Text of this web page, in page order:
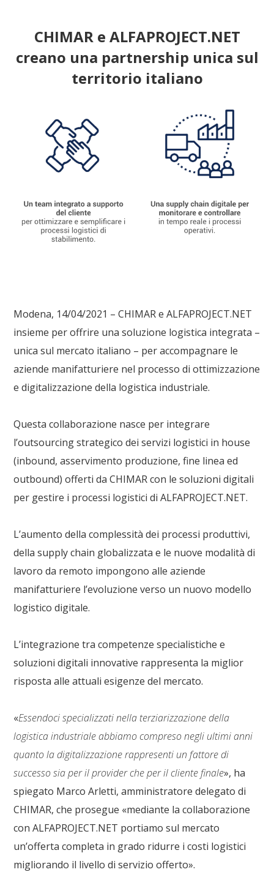
CHIMAR e ALFAPROJECT.NET
creano una partnership unica sul
territorio italiano
Modena, 14/04/2021 – CHIMAR e ALFAPROJECT.NET
insieme per offrire una soluzione logistica integrata –
unica sul mercato italiano – per accompagnare le
aziende manifatturiere nel processo diottimizzazione
e digitalizzazione della logistica industriale.
Questa collaborazione nasce per integrare
l’outsourcing strategico dei servizi logistici in house
(inbound, asservimento produzione, fine linea ed
outbound) offerti daCHIMARcon lesoluzioni digitali
per gestire i processi logisticidiALFAPROJECT.NET.
L’aumento della complessità dei processi produttivi,
della supply chain globalizzata e le nuove modalità di
lavoro da remoto impongono alle aziende
manifatturiere l’evoluzione verso un nuovo modello
logistico digitale.
L’integrazione tra competenze specialistiche e
soluzioni digitali innovative rappresenta la miglior
risposta alle attuali esigenze del mercato.
«Essendoci specializzati nella terziarizzazione della
logistica industriale abbiamo compreso negli ultimi anni
quanto la digitalizzazione rappresenti un fattore di
successo sia per il provider che per il cliente finale», ha
spiegato Marco Arletti, amministratore delegato di
CHIMAR, che prosegue «mediante la collaborazione
con ALFAPROJECT.NET portiamo sul mercato
un’offerta completa in grado ridurre i costi logistici
migliorando il livello di servizio offerto».